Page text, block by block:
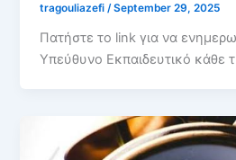
tragouliazefi /September 29, 2025
Πατήστε το link για να
Υπεύθυνο Εκπαιδευτικό κάθε